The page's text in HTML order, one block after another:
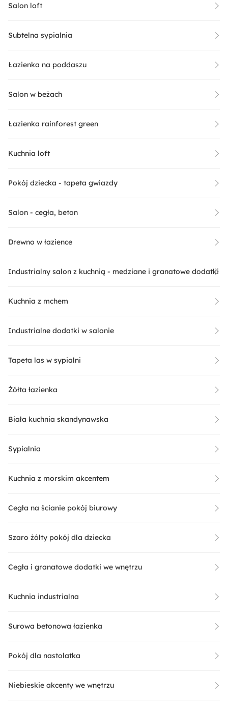
Salon loft
Subtelna sypialnia
Łazienka na poddaszu
Salon w beżach
Łazienka rainforest green
Kuchnia loft
Pokój dziecka - tapeta gwiazdy
Salon - cegła, beton
Drewno w łazience
Industrialny salon z kuchnią - medziane i granatowe dodatki
Kuchnia z mchem
Industrialne dodatki w salonie
Tapeta las w sypialni
Żółta łazienka
Biała kuchnia skandynawska
Sypialnia
Kuchnia z morskim akcentem
Cegła na ścianie pokój biurowy
Szaro żółty pokój dla dziecka
Cegła i granatowe dodatki we wnętrzu
Kuchnia industrialna
Surowa betonowa łazienka
Pokój dla nastolatka
Niebieskie akcenty we wnętrzu